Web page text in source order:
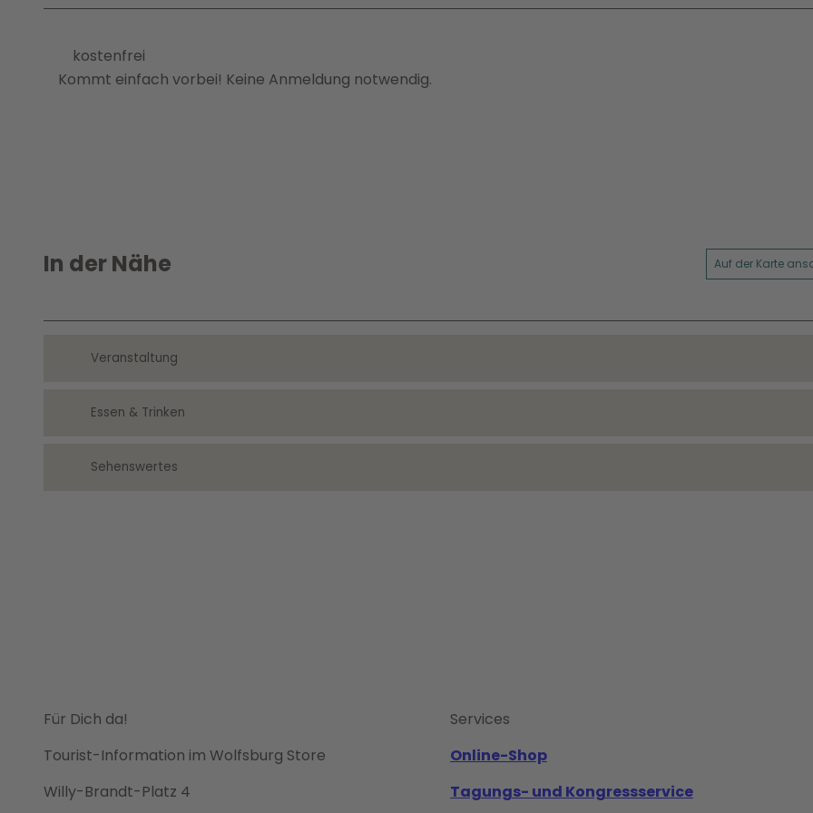
kostenfrei
Kommt einfach vorbei! Keine Anmeldung notwendig.
In der Nähe Auf der Karte
Veranstaltung
Essen & Trinken
Sehenswertes
Für Dich da!
Tourist-Information im Wolfsburg Store
Willy-Brandt-Platz 4
Services
Online-Shop
Tagungs- und Kongressservice